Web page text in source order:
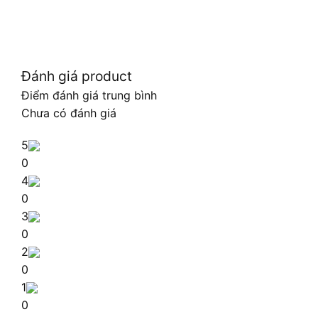
Đánh giá product
Điểm đánh giá trung bình
Chưa có đánh giá
5
0
4
0
3
0
2
0
1
0